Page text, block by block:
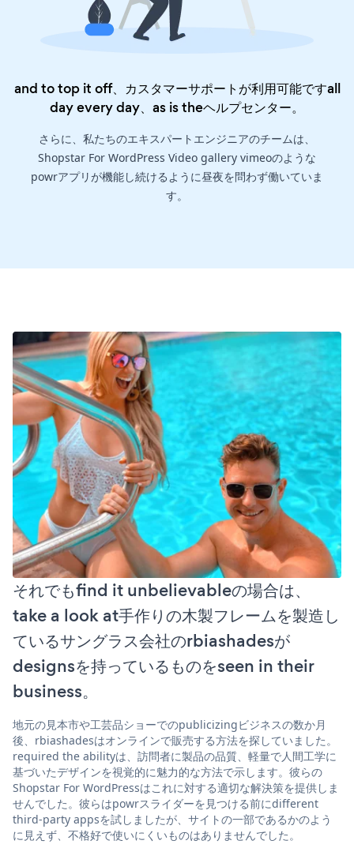
and to top it off、カスタマーサポートが利用可能ですall
day every day、as is theヘルプセンター。
さらに、私たちのエキスパートエンジニアのチームは、
Shopstar For WordPress Video gallery vimeoのような
powrアプリが機能し続けるように昼夜を問わず働いていま
す。
それでもfind it unbelievableの場合は、
take a look at手作りの木製フレームを製造し
ているサングラス会社のrbiashadesが
designsを持っているものをseen in their
business。
地元の見本市や工芸品ショーでのpublicizingビジネスの数か月
後、rbiashadesはオンラインで販売する方法を探していました。
required the abilityは、訪問者に製品の品質、軽量で人間工学に
基づいたデザインを視覚的に魅力的な方法で示します。彼らの
Shopstar For WordPressはこれに対する適切な解決策を提供しま
せんでした。彼らはpowrスライダーを見つける前にdifferent
third-party appsを試しましたが、サイトの一部であるかのよう
に見えず、不格好で使いにくいものはありませんでした。